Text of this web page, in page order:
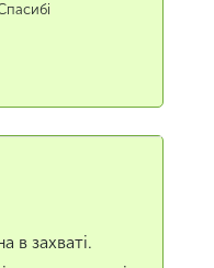
в захваті.